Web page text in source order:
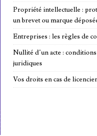
Propriété intellectuelle :
un brevet ou marque
Entreprises : les règles de
Nullité d’un acte :
juridiques
Vos droits en cas de